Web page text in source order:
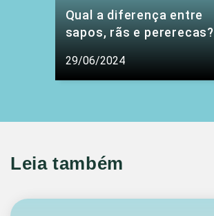
Qual a diferença entre
sapos, rãs e pererecas?
29/06/2024
Leia também